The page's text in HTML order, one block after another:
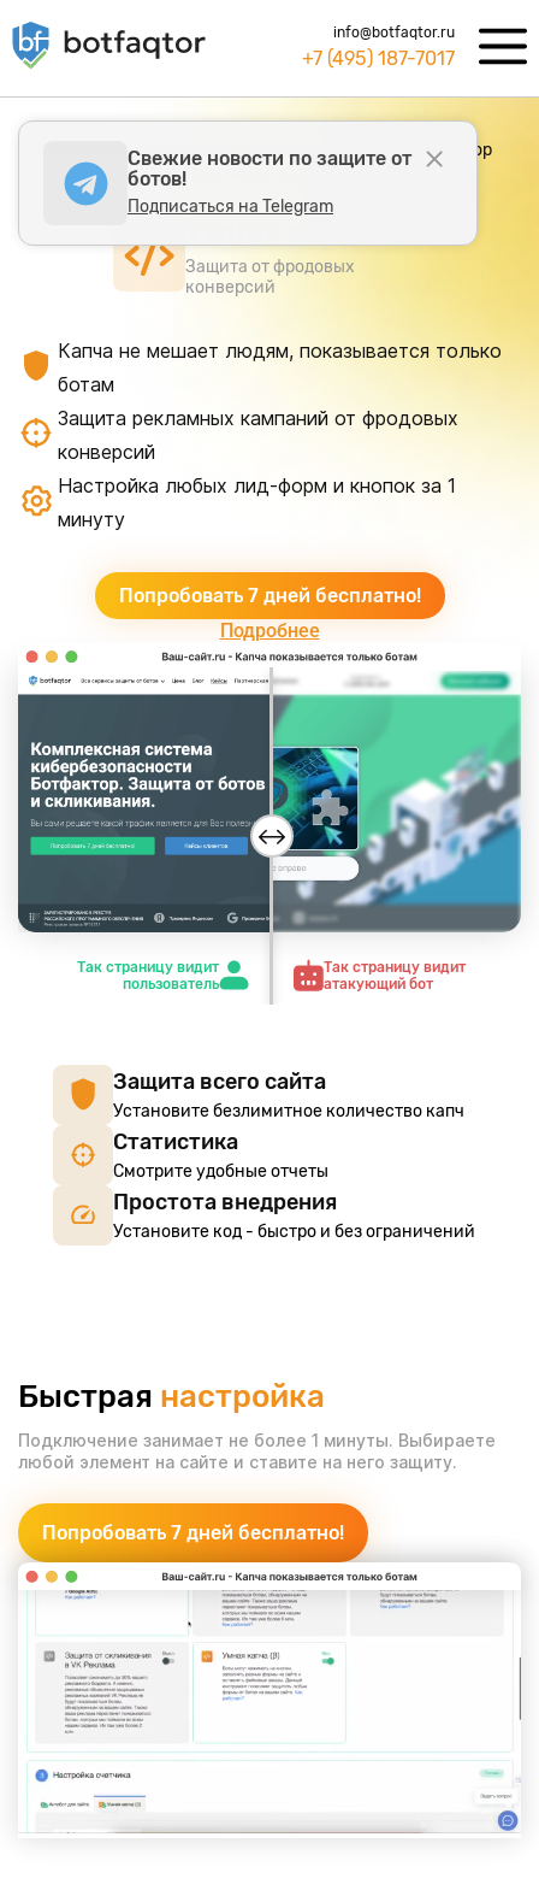
info@botfaqtor.ru
+7 (495) 187-7017
Комплексная система кибербезопасности Ботфактор
Защита от ботов и скликивания
Защита от фродовых
конверсий
Капча не мешает людям, показывается только
ботам
Защита рекламных кампаний от фродовых
конверсий
Настройка любых лид-форм и кнопок за 1
минуту
Попробовать 7 дней бесплатно!
Подробнее
Так страницу видит
пользователь
Так страницу видит
атакующий бот
Защита всего сайта
Установите безлимитное количество капч
Статистика
Смотрите удобные отчеты
Простота внедрения
Установите код - быстро и без ограничений
Быстрая настройка
Подключение занимает не более 1 минуты. Выбираете
любой элемент на сайте и ставите на него защиту.
Попробовать 7 дней бесплатно!
Свежие новости по защите от
ботов!
Подписаться на Telegram